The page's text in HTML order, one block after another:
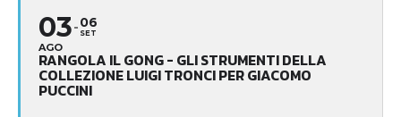
03
AGO
06
SET
RANGOLA IL GONG - GLI STRUMENTI DELLA
COLLEZIONE LUIGI TRONCI PER GIACOMO
PUCCINI